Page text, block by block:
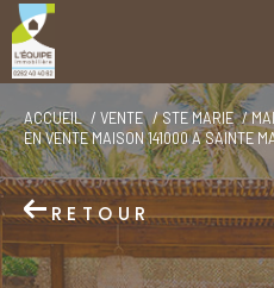
ACCUEIL VENTE STE MARIE
EN VENTE MAISON 141000 A SAINTE
RETOUR